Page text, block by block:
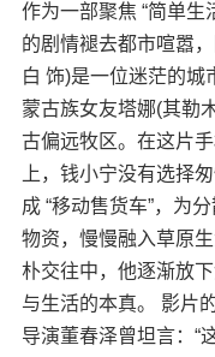
作为一部聚焦 “简单生
的剧情褪去都市喧嚣
白 饰)是一位迷茫的城
蒙古族女友塔娜(其勒
古偏远牧区。在这片
上，钱小宁没有选择
成 “移动售货车”，为
物资，慢慢融入草原
朴交往中，他逐渐放
与生活的本真。 影片
导演董春泽曾坦言：“